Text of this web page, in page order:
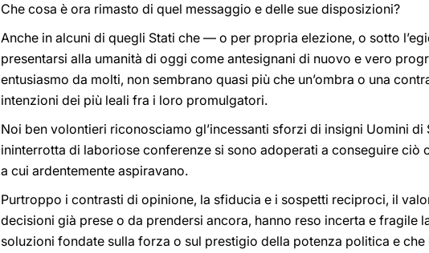
Che cosa è ora rimasto di quel messaggio e delle sue disposizioni?
Anche in alcuni di quegli Stati che — o per propria elezione, o sotto
presentarsi alla umanità di oggi come antesignani di nuovo e vero
entusiasmo da molti, non sembrano quasi più che un’ombra o una
intenzioni dei più leali fra i loro promulgatori.
Noi ben volontieri riconosciamo gl’incessanti sforzi di insigni Uomini di
ininterrotta di laboriose conferenze si sono adoperati a conseguire ciò
a cui ardentemente aspiravano.
Purtroppo i contrasti di opinione, la sfiducia e i sospetti reciproci, il
decisioni già prese o da prendersi ancora, hanno reso incerta e fragile
soluzioni fondate sulla forza o sul prestigio della potenza politica e